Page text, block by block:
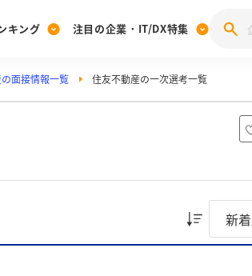
[27卒] 本選考体験記投稿キャンペーン
キング 注目の企業・IT/DX特集
面接情報一覧 住友不動産の一次選考一覧